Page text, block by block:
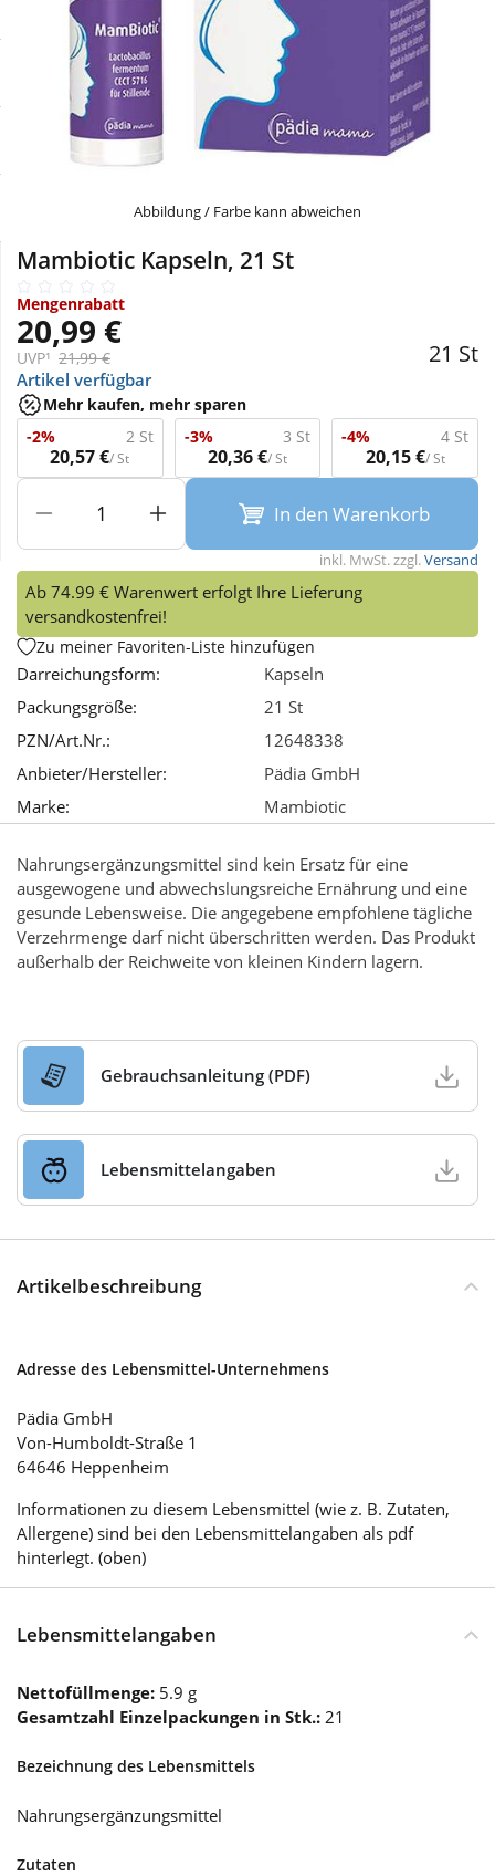
Schnäppchen
Sparsets
Täglich gut versorgt
Körperpflege & Kosmetik
Liebe & Erotik
Mutter & Kind
Nahrungsergänzung
Natur & Homöopathie
Sanitätshaus
Sport & Fitness
Tierbedarf
Wellness
Physiogel
Aliud Pharma
Abbildung / Farbe kann abweichen
Mambiotic Kapseln, 21 St
Mengenrabatt
20,99 €
UVP¹ 21,99 € 21 St
Artikel verfügbar
Mehr kaufen, mehr sparen
-2%
2 St
20,57 €/ St
-3% 3 St
20,36 €/ St
-4% 4 St
20,15 €/ St
In den Warenkorb
inkl. MwSt. zzgl.Versand
Ab 74.99 € Warenwert erfolgt Ihre Lieferung
versandkostenfrei!
Zu meiner Favoriten-Liste hinzufügen
Darreichungsform:
Kapseln
Packungsgröße:
21 St
PZN/Art.Nr.:
12648338
Anbieter/Hersteller:
Pädia GmbH
Marke:
Mambiotic
Nahrungsergänzungsmittel sind kein Ersatz für eine
ausgewogene und abwechslungsreiche Ernährung und eine
gesunde Lebensweise. Die angegebene empfohlene tägliche
Verzehrmenge darf nicht überschritten werden. Das Produkt
außerhalb der Reichweite von kleinen Kindern lagern.
Gebrauchsanleitung (PDF)
Lebensmittelangaben
Artikelbeschreibung
Adresse des Lebensmittel-Unternehmens
Pädia GmbH
Von-Humboldt-Straße 1
64646 Heppenheim
Informationen zu diesem Lebensmittel (wie z. B. Zutaten,
Allergene) sind bei den Lebensmittelangaben als pdf
hinterlegt. (oben)
Lebensmittelangaben
Nettofüllmenge: 5.9 g
Gesamtzahl Einzelpackungen in Stk.: 21
Bezeichnung des Lebensmittels
Nahrungsergänzungsmittel
Zutaten